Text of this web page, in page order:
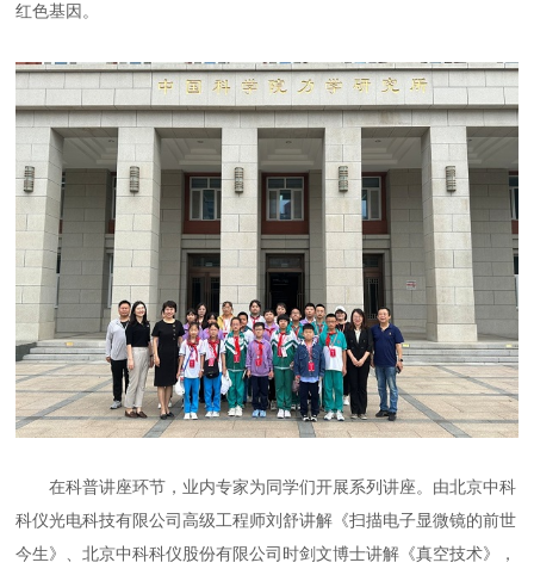
红色基因。
在科普讲座环节，业内专家为同学们开展系列讲座。由北京中科
科仪光电科技有限公司高级工程师刘舒讲解《扫描电子显微镜的前世
今生》、北京中科科仪股份有限公司时剑文博士讲解《真空技术》，